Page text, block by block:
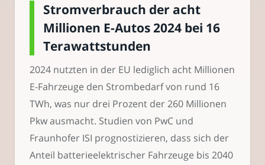
Stromverbrauch der acht
Millionen E-Autos 2024 bei 16
Terawattstunden
2024 nutzten in der EU lediglich acht Millionen
E-Fahrzeuge den Strombedarf von rund 16
TWh, was nur drei Prozent der 260 Millionen
Pkw ausmacht. Studien von PwC und
Fraunhofer ISI prognostizieren, dass sich der
Anteil batterieelektrischer Fahrzeuge bis 2040